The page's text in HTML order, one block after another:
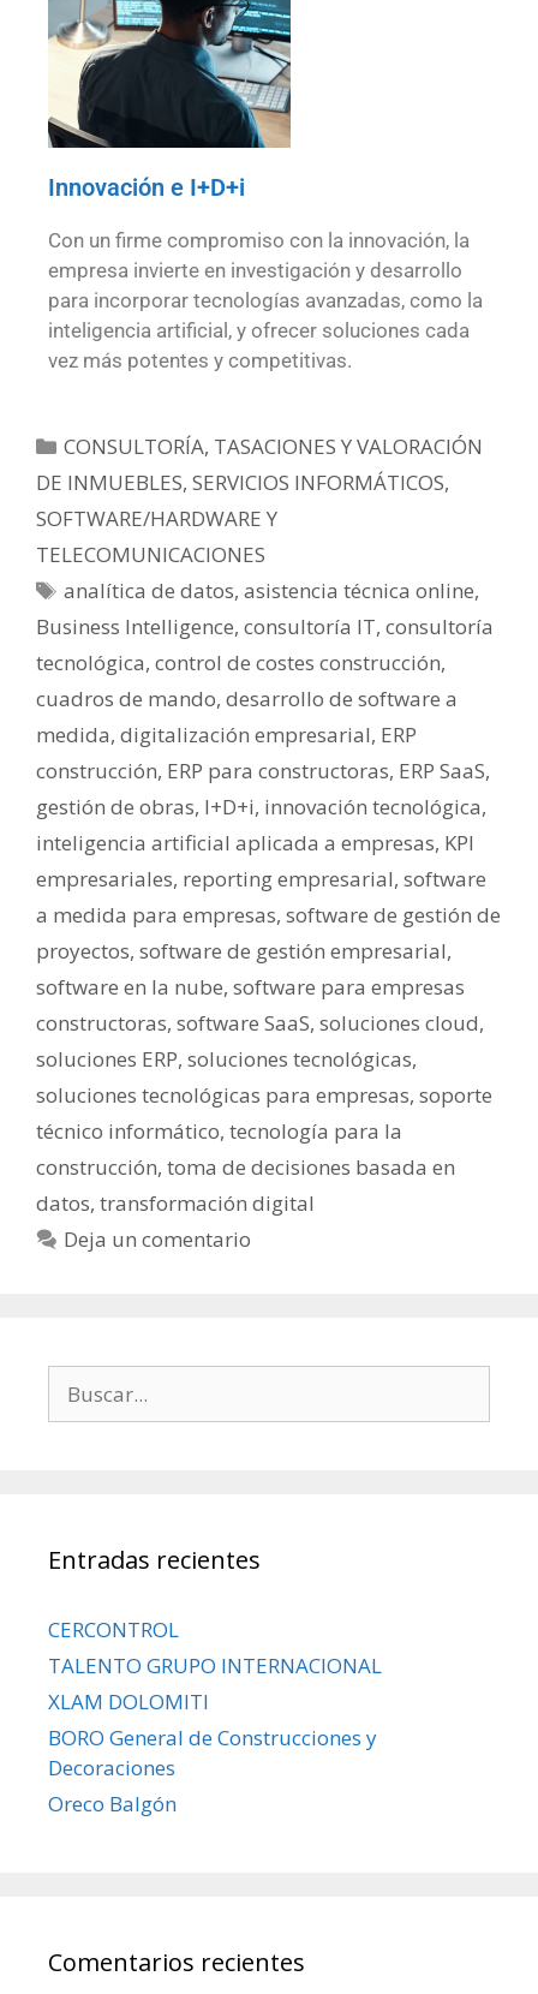
Innovación e I+D+i
Con un firme compromiso con la innovación, la
empresa invierte en investigación y desarrollo
para incorporar tecnologías avanzadas, como la
inteligencia artificial, y ofrecer soluciones cada
vez más potentes y competitivas.
CONSULTORÍA, TASACIONES Y VALORACIÓN
DE INMUEBLES, SERVICIOS INFORMÁTICOS,
SOFTWARE/HARDWARE Y
TELECOMUNICACIONES
analítica de datos,asistencia técnica online,
Business Intelligence, consultoría IT, consultoría
tecnológica, control de costes construcción,
cuadros de mando, desarrollo de software a
medida, digitalización empresarial, ERP
construcción, ERP para constructoras, ERP SaaS,
gestión de obras, I+D+i, innovación tecnológica,
inteligencia artificial aplicada a empresas, KPI
empresariales, reporting empresarial, software
a medida para empresas, software de gestión de
proyectos, software de gestión empresarial,
software en la nube, software para empresas
constructoras, software SaaS, soluciones cloud,
soluciones ERP, soluciones tecnológicas,
soluciones tecnológicas para empresas, soporte
técnico informático, tecnología para la
construcción, toma de decisiones basada en
datos, transformación digital
Deja un comentario
Entradas recientes
CERCONTROL
TALENTO GRUPO INTERNACIONAL
XLAM DOLOMITI
BORO General de Construcciones y
Decoraciones
Oreco Balgón
Comentarios recientes